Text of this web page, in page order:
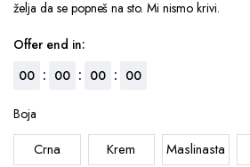
želja da se popneš na sto. Mi nismo krivi.
Offer end in:
00 : 00 : 00 : 00
Boja
Crna Krem Maslinasta